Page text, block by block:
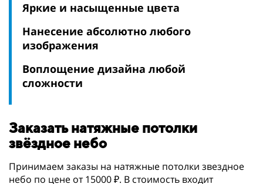
Яркие и насыщенные цвета
Нанесение абсолютно любого
изображения
Воплощение дизайна любой
сложности
Заказать натяжные потолки
звёздное небо
Принимаем заказы на натяжные потолки звездное
небо по цене от 15000 ₽. В стоимость входит